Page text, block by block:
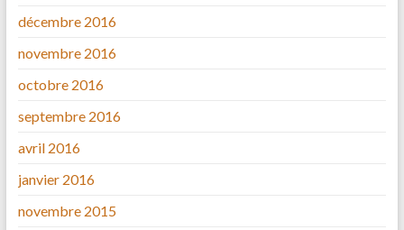
décembre 2016
novembre 2016
octobre 2016
septembre 2016
avril 2016
janvier 2016
novembre 2015